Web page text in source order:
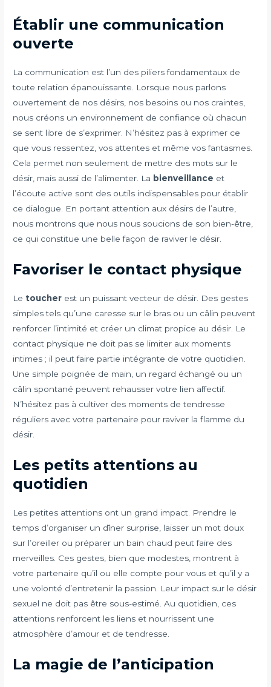
Établir une communication
ouverte
La communication est l’un des piliers fondamentaux de
toute relation épanouissante. Lorsque nous parlons
ouvertement de nos désirs, nos besoins ou nos craintes,
nous créons un environnement de confiance où chacun
se sent libre de s’exprimer. N’hésitez pas à exprimer ce
que vous ressentez, vos attentes et même vos fantasmes.
Cela permet non seulement de mettre des mots sur le
désir, mais aussi de l’alimenter. La bienveillance et
l’écoute active sont des outils indispensables pour établir
ce dialogue. En portant attention aux désirs de l’autre,
nous montrons que nous nous soucions de son bien-être,
ce qui constitue une belle façon de raviver le désir.
Favoriser le contact physique
Letoucher est un puissant vecteur de désir. Des gestes
simples tels qu’une caresse sur le bras ou un câlin peuvent
renforcer l’intimité et créer un climat propice au désir. Le
contact physique ne doit pas se limiter aux moments
intimes ; il peut faire partie intégrante de votre quotidien.
Une simple poignée de main, un regard échangé ou un
câlin spontané peuvent rehausser votre lien affectif.
N’hésitez pas à cultiver des moments de tendresse
réguliers avec votre partenaire pour raviver la flamme du
désir.
Les petits attentions au
quotidien
Les petites attentions ont un grand impact. Prendre le
temps d’organiser un dîner surprise, laisser un mot doux
sur l’oreiller ou préparer un bain chaud peut faire des
merveilles. Ces gestes, bien que modestes, montrent à
votre partenaire qu’il ou elle compte pour vous et qu’il y a
une volonté d’entretenir la passion. Leur impact sur le désir
sexuel ne doit pas être sous-estimé. Au quotidien, ces
attentions renforcent les liens et nourrissent une
atmosphère d’amour et de tendresse.
La magie de l’anticipation